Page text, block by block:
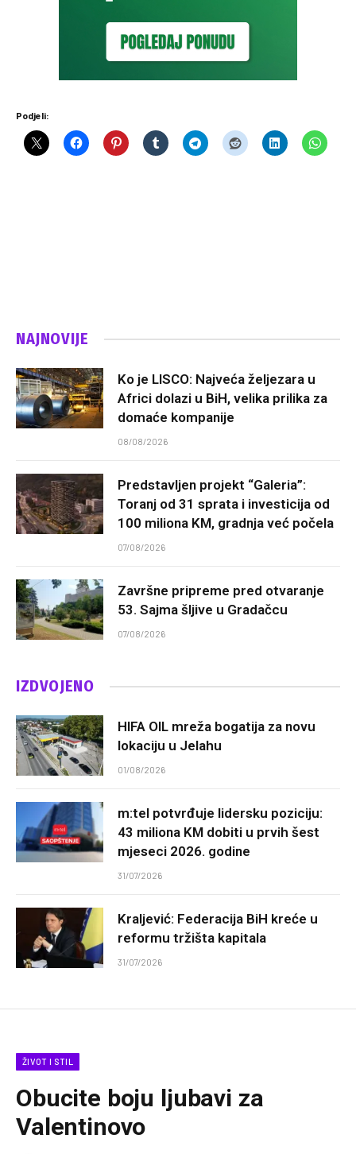
Podjeli:
NAJNOVIJE
Ko je LISCO: Najveća željezara u
Africi dolazi u BiH, velika prilika za
domaće kompanije
08/08/2026
Predstavljen projekt “Galeria”:
Toranj od 31 sprata i investicija od
100 miliona KM, gradnja već počela
07/08/2026
Završne pripreme pred otvaranje
53. Sajma šljive u Gradačcu
07/08/2026
IZDVOJENO
HIFA OIL mreža bogatija za novu
lokaciju u Jelahu
01/08/2026
m:tel potvrđuje lidersku poziciju:
43 miliona KM dobiti u prvih šest
mjeseci 2026. godine
31/07/2026
Kraljević: Federacija BiH kreće u
reformu tržišta kapitala
31/07/2026
ŽIVOT I STIL
Obucite boju ljubavi za
Valentinovo